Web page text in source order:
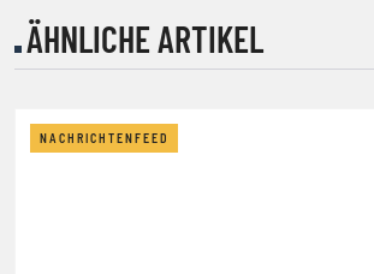
ÄHNLICHE ARTIKEL
NACHRICHTENFEED